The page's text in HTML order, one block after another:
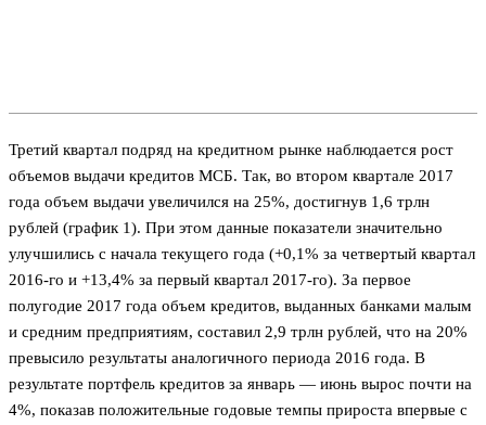
Третий квартал подряд на кредитном рынке наблюдается рост
объемов выдачи кредитов МСБ. Так, во втором квартале 2017
года объем выдачи увеличился на 25%, достигнув 1,6 трлн
рублей (график 1). При этом данные показатели значительно
улучшились с начала текущего года (+0,1% за четвертый квартал
2016-го и +13,4% за первый квартал 2017-го). За первое
полугодие 2017 года объем кредитов, выданных банками малым
и средним предприятиям, составил 2,9 трлн рублей, что на 20%
превысило результаты аналогичного периода 2016 года. В
результате портфель кредитов за январь — июнь вырос почти на
4%, показав положительные годовые темпы прироста впервые с